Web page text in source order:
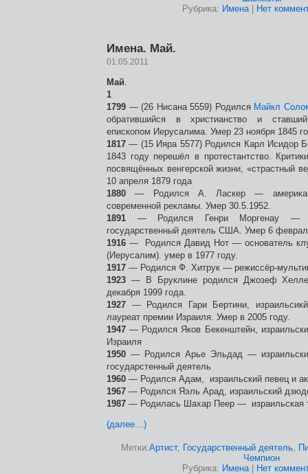
Рубрика: Имена| Нет
Имена. Май.
01.05.2011
Май.
1
1799 — (26 Нисана 5559) Родился Майкл
обратившийся в христианство и
епископом Иерусалима. Умер 23 ноября 1845
1817 — (15 Ияра 5577) Родился Карл Исидор
1843 году перешёл в протестантство.
посвящённых венгерской жизни, «страстный
10 апреля 1879 года
1880 — Родился А. Ласкер —
современной рекламы. Умер 30.5.1952.
1891 — Родился Генри Моргенау —
государственный деятель США. Умер 6
1916 — Родился Давид Нот — основатель
(Иерусалим). умер в 1977 году.
1917 — Родился Ф. Хитрук — режиссёр-
1923 — В Бруклине родился Джозеф
декабря 1999 года.
1927 — Родился Гари Бертини,
лауреат премии Израиля. Умер в 2005 году.
1947— Родился Яков Бекенштейн,
Израиля
1950 — Родился Арье Эльдад —
государстенный деятель
1960 — Родился Адам, израильский певец и
1967 — Родился Яэль Арад, израильский
1987 — Родилась Шахар Пеер — израильская
(далее…)
Метки:Артист, Государственный деятель,
Чемпион
Рубрика: Имена| Нет